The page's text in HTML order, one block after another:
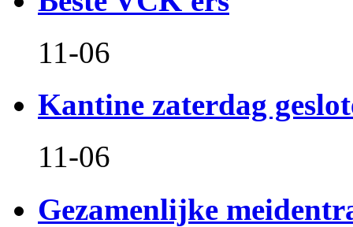
11-06
Kantine zaterdag
11-06
Gezamenlijke